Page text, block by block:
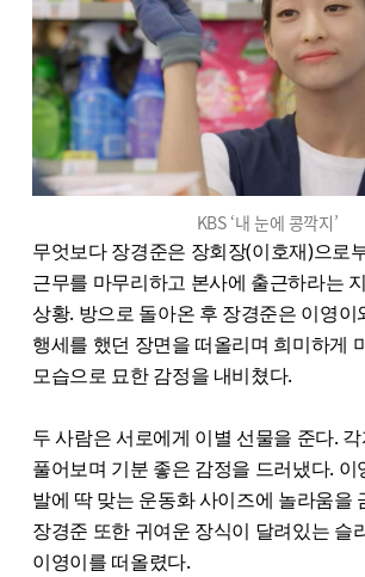
KBS ‘내 눈에 콩깍지’
무엇보다 장경준은 장회장(이호재)으로
근무를 마무리하고 본사에 출근하라는
상황. 방으로 돌아온 후 장경준은 이영이
행세를 했던 장면을 떠올리며 희미하게
모습으로 묘한 감정을 내비쳤다.
두 사람은 서로에게 이별 선물을 준다.
풀어보며 기분 좋은 감정을 드러냈다. 이
발에 딱 맞는 운동화 사이즈에 놀라움을
장경준 또한 귀여운 장식이 달려있는 슬
이영이를 떠올렸다.